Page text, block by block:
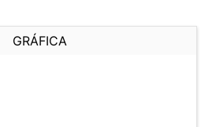
GRÁFICA